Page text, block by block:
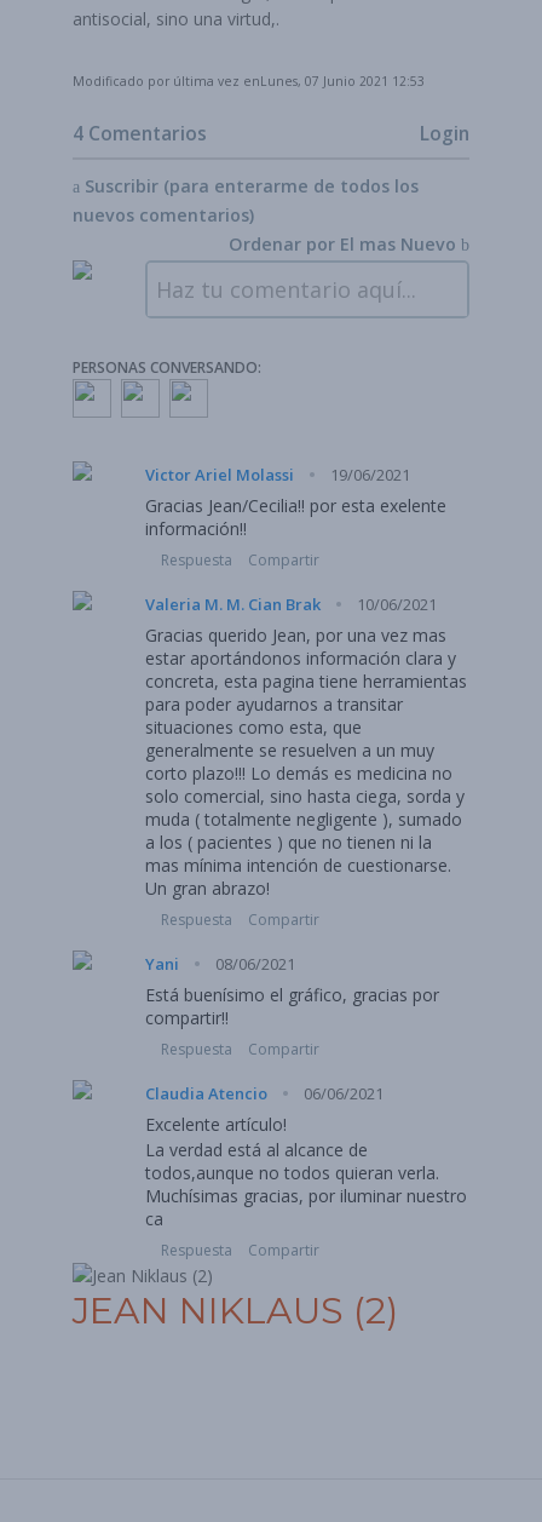
antisocial, sino una virtud,.
Modificado por última vez enLunes, 07 Junio 2021 12:53
4 Comentarios Login
nuevos comentarios)
Ordenar por El mas Nuevo
Haz tu comentario aquí...
PERSONAS CONVERSANDO:
Victor Ariel Molassi · 19/06/2021
Gracias Jean/Cecilia!! por esta exelente
información!!
Respuesta Compartir
Valeria M. M. Cian Brak · 10/06/2021
Gracias querido Jean, por una vez mas
estar aportándonos información clara y
concreta, esta pagina tiene herramientas
para poder ayudarnos a transitar
situaciones como esta, que
generalmente se resuelven a un muy
corto plazo!!! Lo demás es medicina no
solo comercial, sino hasta ciega, sorda y
muda ( totalmente negligente ), sumado
a los ( pacientes ) que no tienen ni la
mas mínima intención de cuestionarse.
Un gran abrazo!
Respuesta Compartir
Yani · 08/06/2021
Está buenísimo el gráfico, gracias por
compartir!!
Respuesta Compartir
Claudia Atencio · 06/06/2021
Excelente artículo!
La verdad está al alcance de
todos,aunque no todos quieran verla.
Muchísimas gracias, por iluminar nuestro
ca
Respuesta Compartir
JEAN NIKLAUS (2)